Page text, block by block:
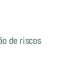
de riscos